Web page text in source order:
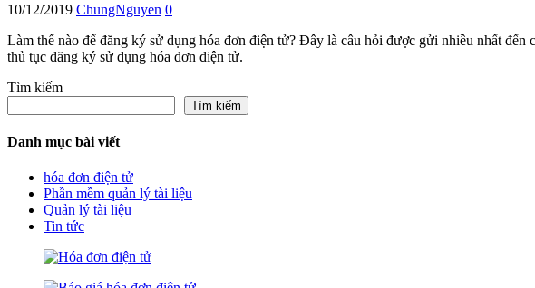
10/12/2019 ChungNguyen 0
Làm thế nào để đăng ký sử dụng hóa đơn điện tử? Đây là câu hỏi được gửi nhiều nhất
thủ tục đăng ký sử dụng hóa đơn điện tử.
Tìm kiếm
Tìm kiếm
Danh mục bài viết
hóa đơn điện tử
Phần mềm quản lý tài liệu
Quản lý tài liệu
Tin tức